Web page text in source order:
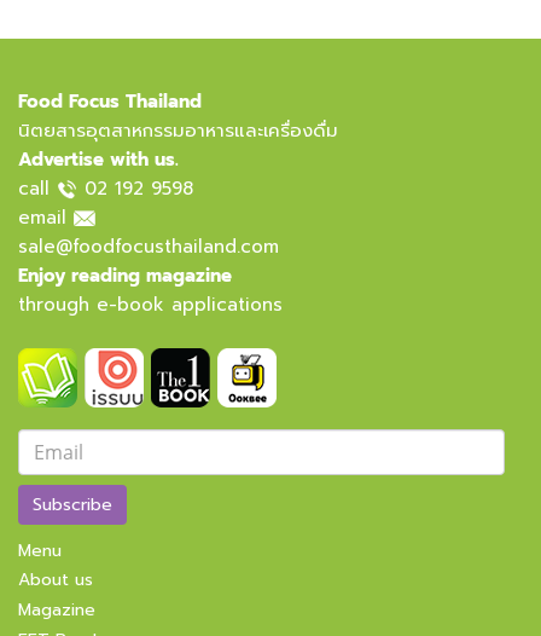
Food Focus Thailand
นิตยสารอุตสาหกรรมอาหารและเครื่องดื่ม
Advertise with us.
call
02 192 9598
email
sale@foodfocusthailand.com
Enjoy reading magazine
through e-book applications
Subscribe
Menu
About us
Magazine